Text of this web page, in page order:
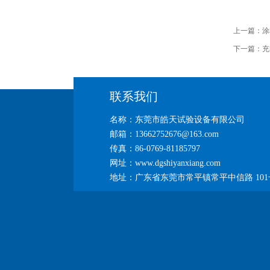
上一篇：
下一篇：
联系我们
名称：东莞市皓天试验设备有限公司
邮箱：13662752676@163.com
传真：86-0769-81185797
网址：www.dgshiyanxiang.com
地址：广东省东莞市常平镇常平中信路 101